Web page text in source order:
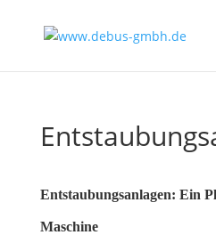
Entstaubungsanlagen: Ein
Maschine